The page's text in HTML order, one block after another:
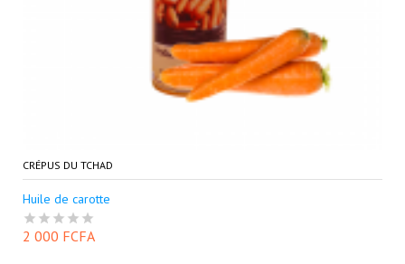
CRÉPUS DU TCHAD
Huile de carotte
2 000 FCFA